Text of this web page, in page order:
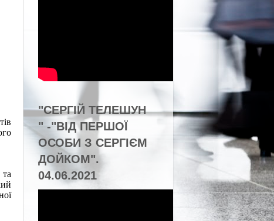
"СЕРГІЙ ТЕЛЕШУН
" -"ВІД ПЕРШОЇ
ОСОБИ З СЕРГІЄМ
ДОЙКОМ".
04.06.2021